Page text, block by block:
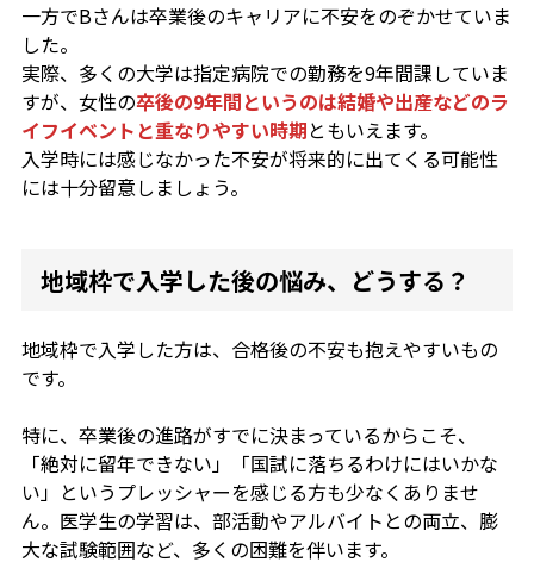
一方でBさんは卒業後のキャリアに不安をのぞかせていま
した。
実際、多くの大学は指定病院での勤務を9年間課していま
すが、女性の卒後の9年間というのは結婚や出産などのラ
イフイベントと重なりやすい時期ともいえます。
入学時には感じなかった不安が将来的に出てくる可能性
には十分留意しましょう。
地域枠で入学した後の悩み、どうする？
地域枠で入学した方は、合格後の不安も抱えやすいもの
です。
特に、卒業後の進路がすでに決まっているからこそ、
「絶対に留年できない」「国試に落ちるわけにはいかな
い」というプレッシャーを感じる方も少なくありませ
ん。医学生の学習は、部活動やアルバイトとの両立、膨
大な試験範囲など、多くの困難を伴います。